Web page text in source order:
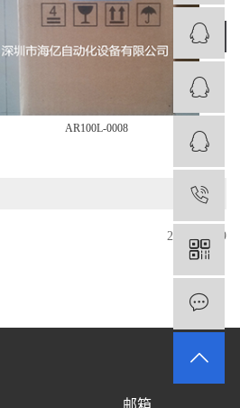
AR100L-0008
2019-10-19
邮箱